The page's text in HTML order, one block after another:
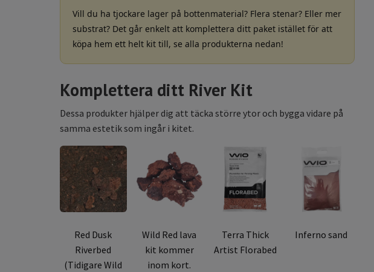
Vill du ha tjockare lager på bottenmaterial? Flera stenar? Eller mer
substrat? Det går enkelt att komplettera ditt paket istället för att
köpa hem ett helt kit till, se alla produkterna nedan!
Komplettera ditt River Kit
Dessa produkter hjälper dig att täcka större ytor och bygga vidare på
samma estetik som ingår i kitet.
Red Dusk
Riverbed
(Tidigare Wild
Wild Red lava
kit kommer
inom kort.
Terra Thick
Artist Florabed
Inferno sand